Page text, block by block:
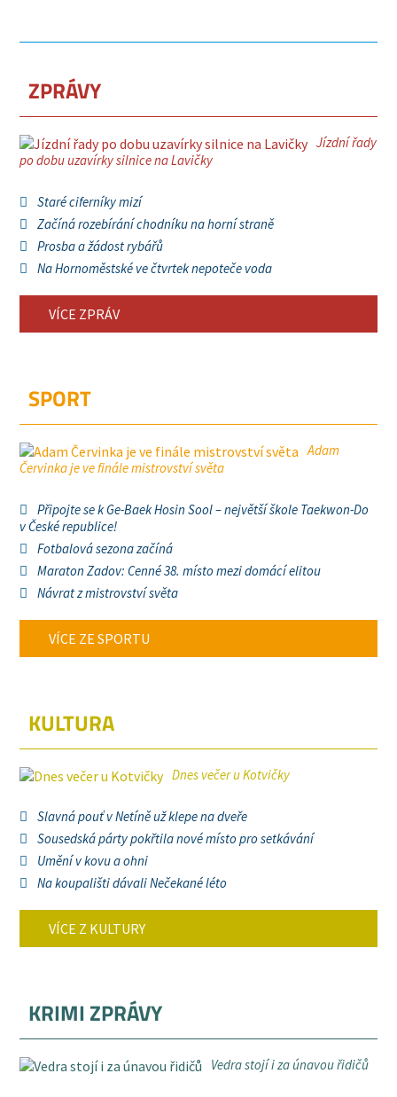
ZPRÁVY
Jízdní řady
po dobu uzavírky silnice na Lavičky
Staré ciferníky mizí
Začíná rozebírání chodníku na horní straně
Prosba a žádost rybářů
Na Hornoměstské ve čtvrtek nepoteče voda
VÍCE ZPRÁV
SPORT
Adam
Červinka je ve finále mistrovství světa
Připojte se k Ge-Baek Hosin Sool – největší škole Taekwon-Do
v České republice!
Fotbalová sezona začíná
Maraton Zadov: Cenné 38. místo mezi domácí elitou
Návrat z mistrovství světa
VÍCE ZE SPORTU
KULTURA
Dnes večer u Kotvičky
Slavná pouť v Netíně už klepe na dveře
Sousedská párty pokřtila nové místo pro setkávání
Umění v kovu a ohni
Na koupališti dávali Nečekané léto
VÍCE Z KULTURY
KRIMI ZPRÁVY
Vedra stojí i za únavou řidičů